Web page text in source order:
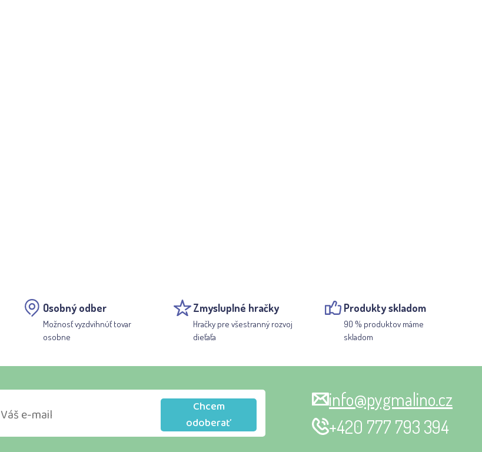
Osobný odber
Možnosť vyzdvihnúť tovar
osobne
Zmysluplné hračky
Hračky pre všestranný rozvoj
dieťaťa
Produkty skladom
90 % produktov máme
skladom
Chcem
odoberať
info@pygmalino.cz
+420 777 793 394